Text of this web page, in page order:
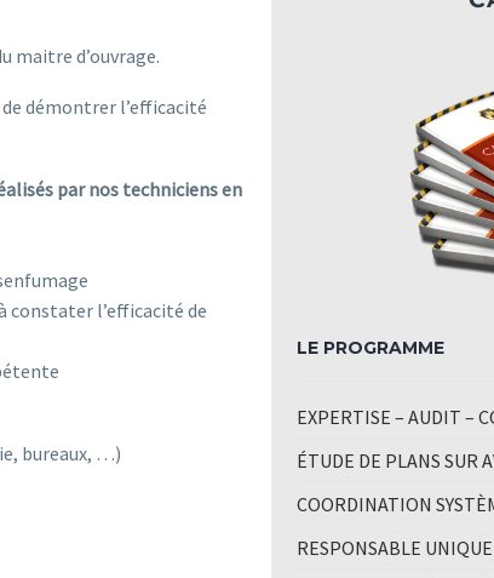
maitre d’ouvrage.
démontrer l’efficacité
par nos techniciens en
constater l’efficacité de
bureaux, …)
LE PROGRAMME
EXPERTISE – AUDIT –
ÉTUDE DE PLANS SUR
COORDINATION
RESPONSABLE